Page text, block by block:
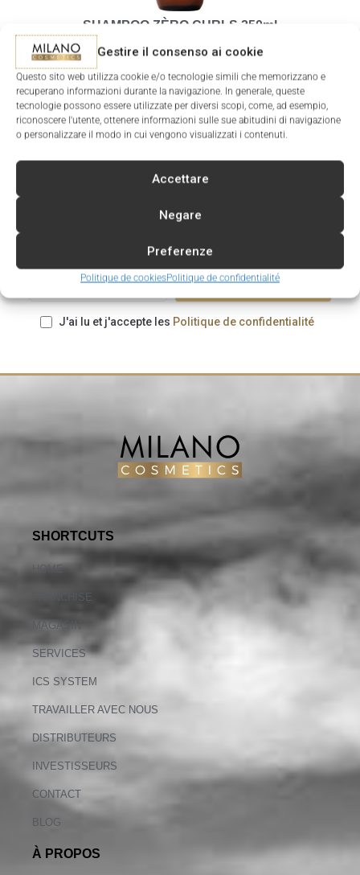
Gestire il consenso ai cookie
Questo sito web utilizza cookie e/o tecnologie simili che memorizzano e
recuperano informazioni durante la navigazione. In generale, queste
tecnologie possono essere utilizzate per diversi scopi, come, ad esempio,
riconoscere l'utente, ottenere informazioni sulle sue abitudini di navigazione
o personalizzare il modo in cui vengono visualizzati i contenuti.
Accettare
Negare
Preferenze
Politique de cookiesPolitique de confidentialité
SHAMPOO ZÈRO CURLS 250ml
10.90€
AJOUTER AU PANIER
S'ABONNER À LA NEWSLETTER
PROCHAIN ACHAT
J'ai lu et j'accepte les Politique de confidentialité
SHORTCUTS
HOME
FRANCHISE
MAGASIN
SERVICES
ICS SYSTEM
TRAVAILLER AVEC NOUS
DISTRIBUTEURS
INVESTISSEURS
CONTACT
BLOG
À PROPOS